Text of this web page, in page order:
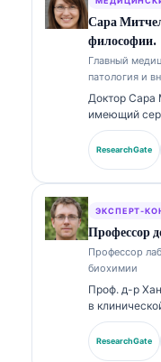
темам
Сара
философии.
Главный
патология и
Доктор Сара
имеющий
18-летним
сертификаты
ResearchGate
ЭКСПЕРТ-
Профессор
Профессор
биохимии
Проф. д-р
в
и
Немецкого
ResearchGate